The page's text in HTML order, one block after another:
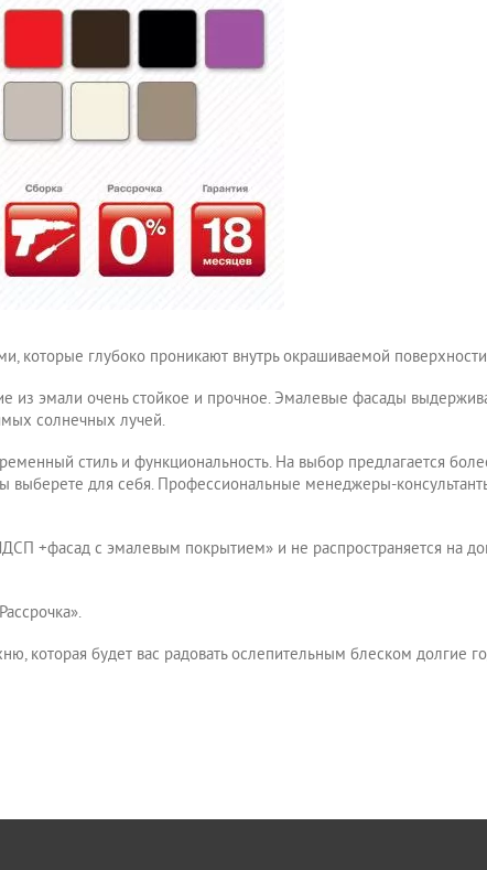
глубоко проникают внутрь окрашиваемой
из эмали очень стойкое и прочное. Эмалевые фасады
солнечных лучей.
стиль и функциональность. На выбор предлагается
выберете для себя. Профессиональные менеджеры-
+фасад с эмалевым покрытием» и не распространяется на
которая будет вас радовать ослепительным блеском долгие